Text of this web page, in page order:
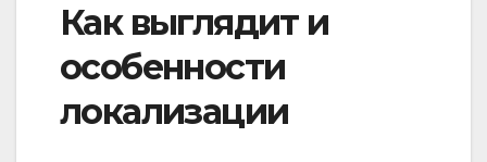
Как выглядит и
особенности
локализации